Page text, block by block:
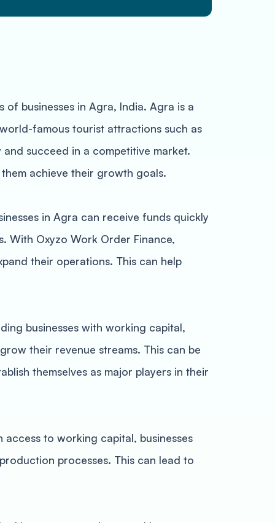
businesses in Agra, India. Agra is a
famous tourist attractions such as
succeed in a competitive market.
achieve their growth goals.
in Agra can receive funds quickly
With Oxyzo Work Order Finance,
their operations. This can help
businesses with working capital,
their revenue streams. This can be
themselves as major players in their
access to working capital, businesses
processes. This can lead to